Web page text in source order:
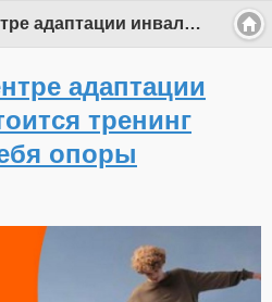
В Ресурсном центре адаптации инвалидов состоится тренинг "Когда из-под тебя опоры выбивают"
адаптации
тренинг
опоры